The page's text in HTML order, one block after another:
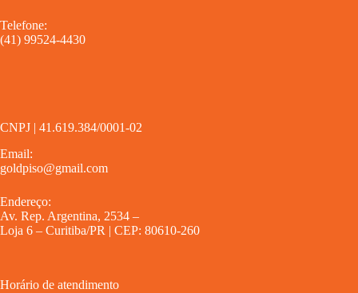
Telefone:
(41) 99524-4430
CNPJ | 41.619.384/0001-02
Email:
goldpiso@gmail.com
Endereço:
Av. Rep. Argentina, 2534 –
Loja 6 – Curitiba/PR | CEP: 80610-260
Horário de atendimento